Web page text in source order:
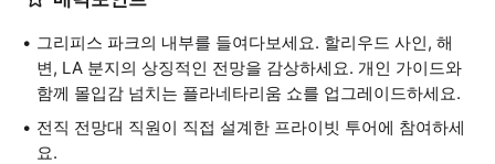
그리피스 파크의 내부를 들여다보세요. 할리우드 사인, 해
변, LA 분지의 상징적인 전망을 감상하세요. 개인 가이드와
함께 몰입감 넘치는 플라네타리움 쇼를 업그레이드하세요.
전직 전망대 직원이 직접 설계한 프라이빗 투어에 참여하세
요.